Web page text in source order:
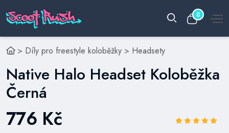
0
> Díly pro freestyle koloběžky > Headsety
Native Halo Headset Koloběžka
Černá
776 Kč